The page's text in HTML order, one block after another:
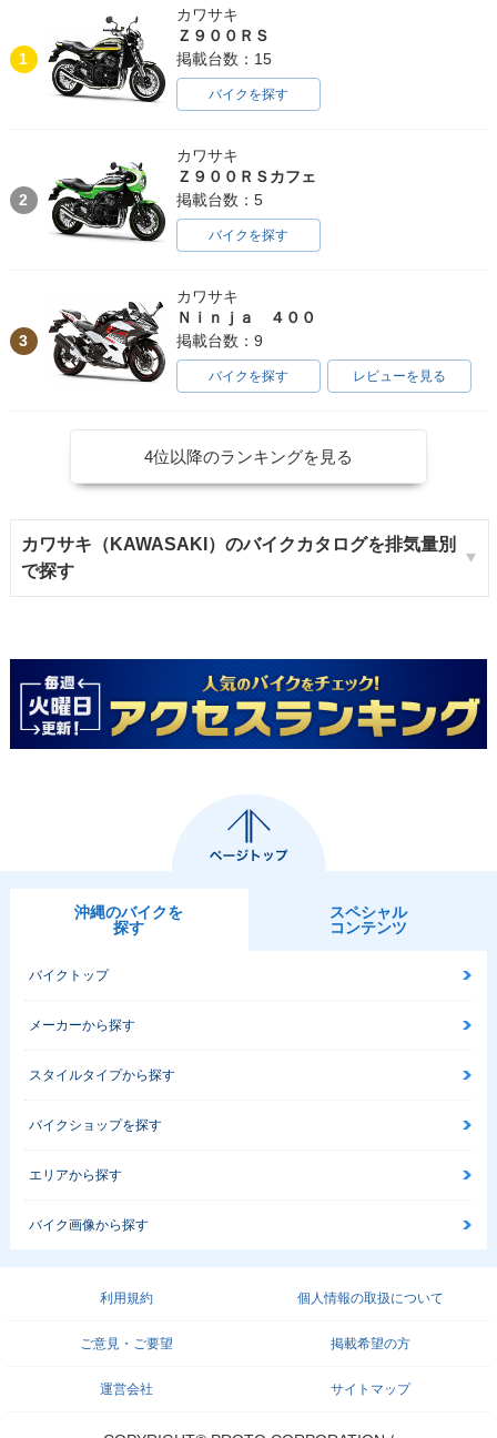
1986年 KLR650
1
カワサキ
Ｚ９００ＲＳ
掲載台数：15
バイクを探す
2
カワサキ
Ｚ９００ＲＳカフェ
掲載台数：5
バイクを探す
3
カワサキ
Ｎｉｎｊａ ４００
掲載台数：9
バイクを探す レビューを見る
4位以降のランキングを見る
カワサキ（KAWASAKI）のバイクカタログを排気量別
で探す
沖縄のバイクを
探す
スペシャル
コンテンツ
バイクトップ
メーカーから探す
スタイルタイプから探す
バイクショップを探す
エリアから探す
バイク画像から探す
利用規約 個人情報の取扱について
ご意見・ご要望 掲載希望の方
運営会社 サイトマップ